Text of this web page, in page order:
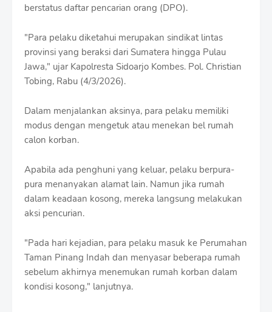
berstatus daftar pencarian orang (DPO).
"Para pelaku diketahui merupakan sindikat lintas
provinsi yang beraksi dari Sumatera hingga Pulau
Jawa," ujar Kapolresta Sidoarjo Kombes. Pol. Christian
Tobing, Rabu (4/3/2026).
Dalam menjalankan aksinya, para pelaku memiliki
modus dengan mengetuk atau menekan bel rumah
calon korban.
Apabila ada penghuni yang keluar, pelaku berpura-
pura menanyakan alamat lain. Namun jika rumah
dalam keadaan kosong, mereka langsung melakukan
aksi pencurian.
"Pada hari kejadian, para pelaku masuk ke Perumahan
Taman Pinang Indah dan menyasar beberapa rumah
sebelum akhirnya menemukan rumah korban dalam
kondisi kosong," lanjutnya.